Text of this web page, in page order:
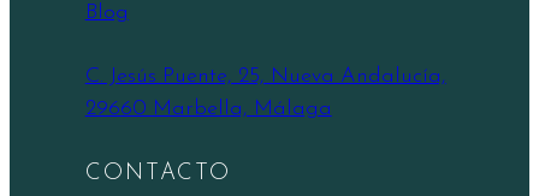
Blog
C. Jesús Puente, 25, Nueva Andalucía,
29660 Marbella, Málaga
CONTACTO